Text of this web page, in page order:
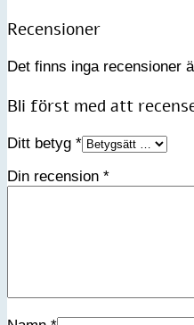
Recensioner
Det finns inga recensioner
Bli först med att
Ditt betyg *
Din recension *